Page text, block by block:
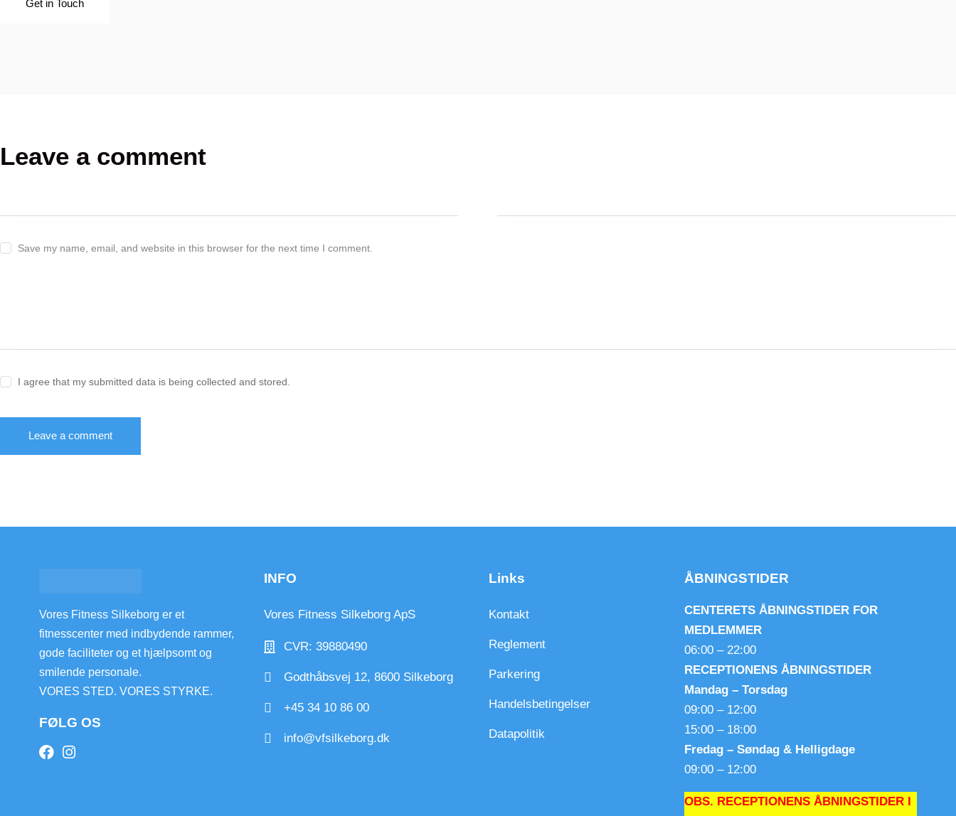
Leave a comment
Save my name, email, and website in this browser for the next time I comment.
I agree that my submitted data is being collected and stored.
Vores Fitness Silkeborg er et
fitnesscenter med indbydende rammer,
gode faciliteter og et hjælpsomt og
smilende personale.
VORES STED. VORES STYRKE.
FØLG OS
INFO
Vores Fitness Silkeborg ApS
CVR: 39880490
Godthåbsvej 12, 8600 Silkeborg
+45 34 10 86 00
info@vfsilkeborg.dk
Links
Kontakt
Reglement
Parkering
Handelsbetingelser
Datapolitik
ÅBNINGSTIDER
CENTERETS ÅBNINGSTIDER FOR
MEDLEMMER
06:00 – 22:00
RECEPTIONENS ÅBNINGSTIDER
Mandag – Torsdag
09:00 – 12:00
15:00 – 18:00
Fredag – Søndag & Helligdage
09:00 – 12:00
OBS. RECEPTIONENS ÅBNINGSTIDER I